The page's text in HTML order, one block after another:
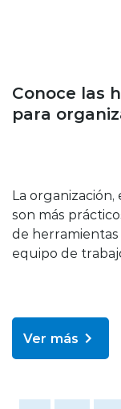
Conoce las
para
La
son más
de
equipo de
Ver más